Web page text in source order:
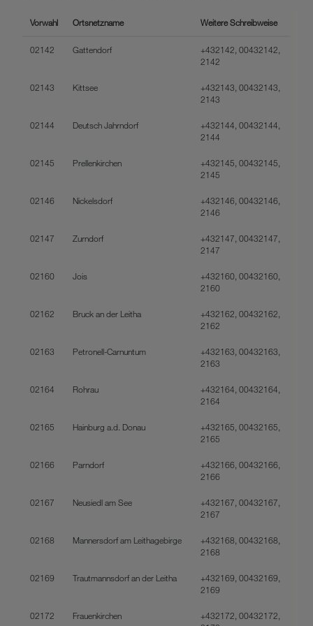
Vorwahl Ortsnetzname Weitere Schreibweise
02142 Gattendorf
+432142, 00432142,
2142
02143 Kittsee
+432143, 00432143,
2143
02144 Deutsch Jahrndorf
+432144, 00432144,
2144
02145 Prellenkirchen
+432145, 00432145,
2145
02146 Nickelsdorf
+432146, 00432146,
2146
02147 Zurndorf
+432147, 00432147,
2147
02160 Jois
+432160, 00432160,
2160
02162 Bruck an der Leitha
+432162, 00432162,
2162
02163 Petronell-Carnuntum
+432163, 00432163,
2163
02164 Rohrau
+432164, 00432164,
2164
02165 Hainburg a.d. Donau
+432165, 00432165,
2165
02166 Parndorf
+432166, 00432166,
2166
02167 Neusiedl am See
+432167, 00432167,
2167
02168 Mannersdorf am Leithagebirge
+432168, 00432168,
2168
02169 Trautmannsdorf an der Leitha
+432169, 00432169,
2169
02172 Frauenkirchen
+432172, 00432172,
Datenschutzniveau wie in der Europäischen Union aufweisen
Unternehmen behandelt.
Sie nur jene Cookies im Einsatz, die zur Funktion dieser